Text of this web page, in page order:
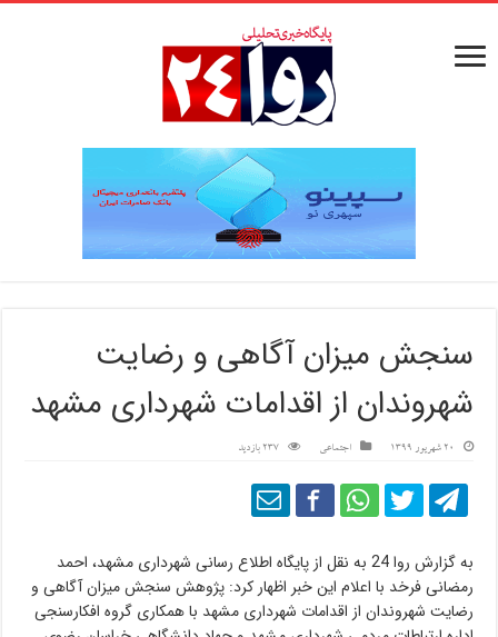
سنجش میزان آگاهی و رضایت
شهروندان از اقدامات شهرداری مشهد
20 شهریور 1399 اجتماعی 237 بازدید
به گزارش روا 24 به نقل از پایگاه اطلاع رسانی شهرداری مشهد، احمد
رمضانی فرخد با اعلام این خبر اظهار کرد: پژوهش سنجش میزان آگاهی و
رضایت شهروندان از اقدامات شهرداری مشهد با همکاری گروه افکارسنجی